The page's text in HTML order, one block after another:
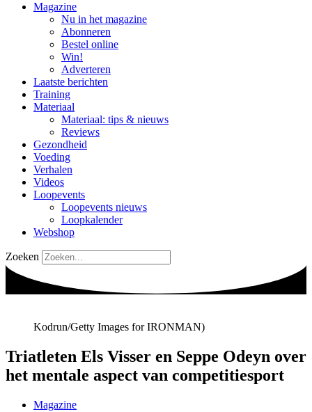
Magazine
Nu in het magazine
Abonneren
Bestel online
Win!
Adverteren
Laatste berichten
Training
Materiaal
Materiaal: tips & nieuws
Reviews
Gezondheid
Voeding
Verhalen
Videos
Loopevents
Loopevents nieuws
Loopkalender
Webshop
Zoeken
Kodrun/Getty Images for IRONMAN)
Triatleten Els Visser en Seppe Odeyn over
het mentale aspect van competitiesport
Magazine